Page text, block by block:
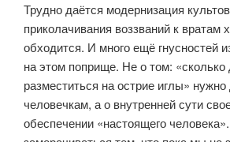
Трудно даётся модернизация
приколачивания воззваний к вратам
обходится. И много ещё гнусностей
на этом поприще. Не о том:
разместиться на острие иглы»
человечкам, а о внутренней сути
обеспечении «настоящего